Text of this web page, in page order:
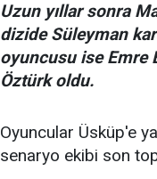
Uzun yıllar sonra
dizide Süleyman
oyuncusu ise Emre
Öztürk oldu.
Oyuncular Üsküp'e
senaryo ekibi son